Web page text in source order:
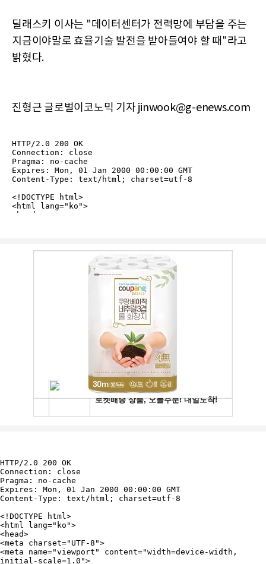
딜래스키 이사는 "데이터센터가 전력망에 부담을 주는
지금이야말로 효율기술 발전을 받아들여야 할 때"라고
밝혔다.
진형근 글로벌이코노믹 기자 jinwook@g-enews.com